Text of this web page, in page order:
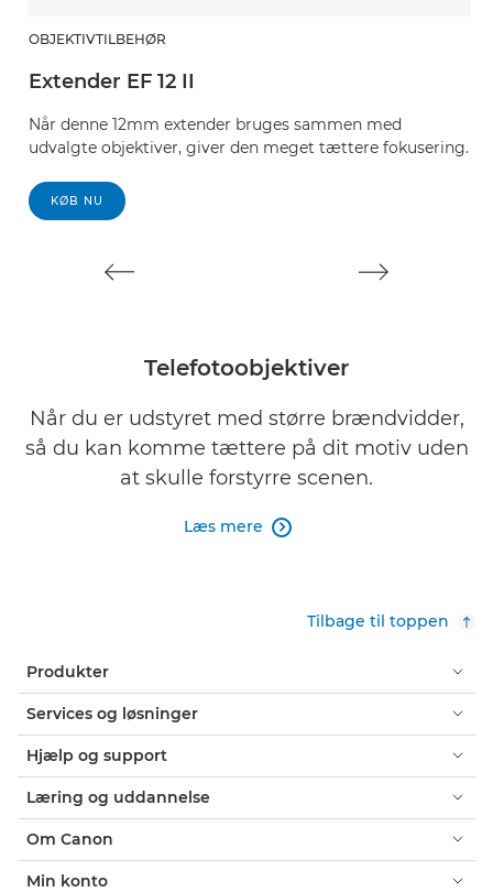
OBJEKTIVTILBEHØR
Extender EF 12 II
Når denne 12mm extender bruges sammen med
udvalgte objektiver, giver den meget tættere fokusering.
KØB NU
Telefotoobjektiver
Når du er udstyret med større brændvidder,
så du kan komme tættere på dit motiv uden
at skulle forstyrre scenen.
Læs mere 
Tilbage til toppen
Produkter
Services og løsninger
Hjælp og support
Læring og uddannelse
Om Canon
Min konto